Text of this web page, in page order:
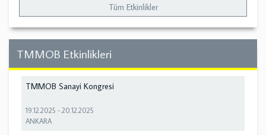
Tüm Etkinlikler
TMMOB Etkinlikleri
TMMOB Sanayi Kongresi
19.12.2025 -20.12.2025
ANKARA